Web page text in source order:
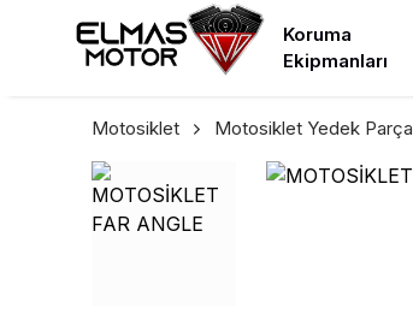
Koruma
Ekipmanları
Motosiklet Motosiklet Yedek Parça